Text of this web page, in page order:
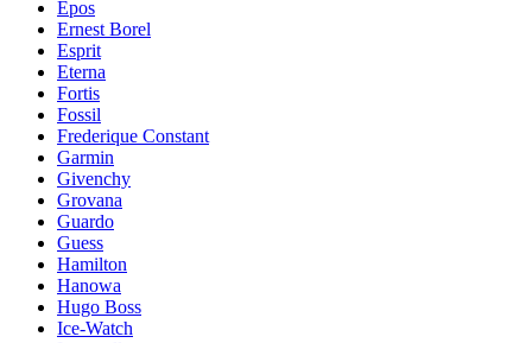
Epos
Ernest Borel
Esprit
Eterna
Fortis
Fossil
Frederique Constant
Garmin
Givenchy
Grovana
Guardo
Guess
Hamilton
Hanowa
Hugo Boss
Ice-Watch